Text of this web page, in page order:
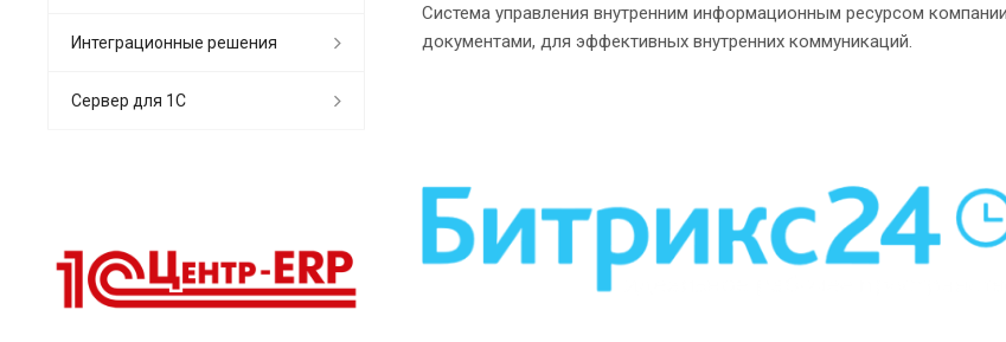
Система управления внутренним информационным ресурсом
документами, для эффективных внутренних коммуникаций.
Интеграционные решения
Сервер для 1С